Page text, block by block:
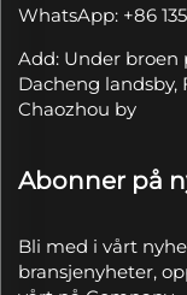
WhatsApp: +86
Add: Under broen
Dacheng landsby,
Chaozhou by
Abonner på
Bli med i vårt
bransjenyheter,